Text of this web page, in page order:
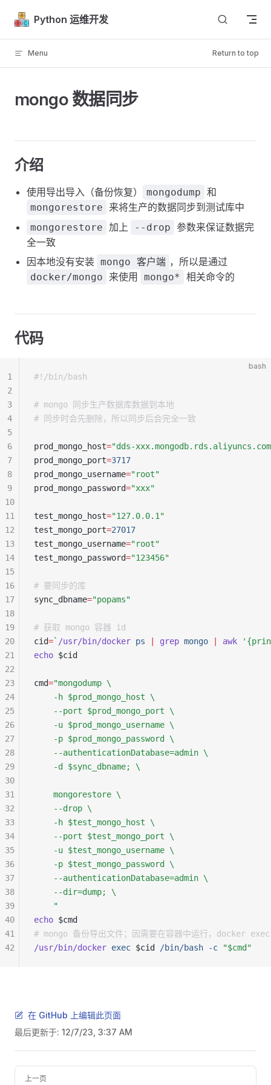
Skip to content
Python 运维开发
Menu Return to top
mongo 数据同步
介绍
使用导出导入（备份恢复） mongodump 和
mongorestore 来将生产的数据同步到测试库中
mongorestore 加上 --drop 参数来保证数据完
全一致
因本地没有安装 mongo 客户端 ，所以是通过
docker/mongo 来使用 mongo* 相关命令的
代码
bash
#!/bin/bash
# mongo 同步生产数据库数据到本地
# 同步时会先删除，所以同步后会完全一致
prod_mongo_host="dds-
prod_mongo_port=3717
prod_mongo_username="root"
prod_mongo_password="xxx"
test_mongo_host="127.0.0.1"
test_mongo_port=27017
test_mongo_username="root"
test_mongo_password="123456"
# 要同步的库
sync_dbname="popams"
# 获取 mongo 容器 id
cid=` /usr/bin/docker ps grep mongo awk
echo $cid
cmd="mongodump \
    -h $prod_mongo_host \
    --port $prod_mongo_port \
    -u $prod_mongo_username \
    -p $prod_mongo_password \
    --authenticationDatabase=admin \
    -d $sync_dbname; \
    mongorestore \
    --drop \
    -h $test_mongo_host \
    --port $test_mongo_port \
    -u $test_mongo_username \
    -p $test_mongo_password \
    --authenticationDatabase=admin \
    --dir=dump; \
    "
echo $cmd
# mongo 备份导出文件；因需要在容器中运行，docker
/usr/bin/docker exec $cid /bin/bash -c "$cmd"
1
2
3
4
5
6
7
8
9
10
11
12
13
14
15
16
17
18
19
20
21
22
23
24
25
26
27
28
29
30
31
32
33
34
35
36
37
38
39
40
41
42
在 GitHub 上编辑此页面
最后更新于: 12/7/23, 3:37 AM
Pager
上一页